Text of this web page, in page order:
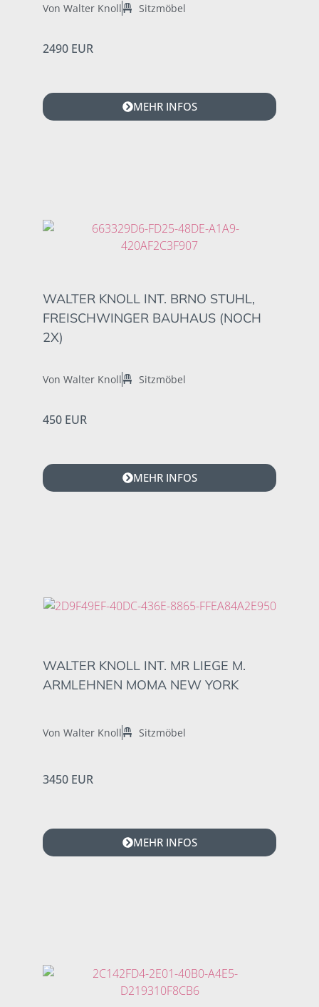
Von Walter Knoll Sitzmöbel
2490 EUR
MEHR INFOS
WALTER KNOLL INT. BRNO STUHL,
FREISCHWINGER BAUHAUS (NOCH
2X)
Von Walter Knoll Sitzmöbel
450 EUR
MEHR INFOS
WALTER KNOLL INT. MR LIEGE M.
ARMLEHNEN MOMA NEW YORK
Von Walter Knoll Sitzmöbel
3450 EUR
MEHR INFOS